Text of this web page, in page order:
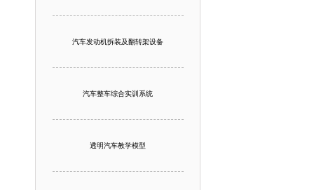
汽车发动机拆装及翻转架设备
汽车整车综合实训系统
透明汽车教学模型